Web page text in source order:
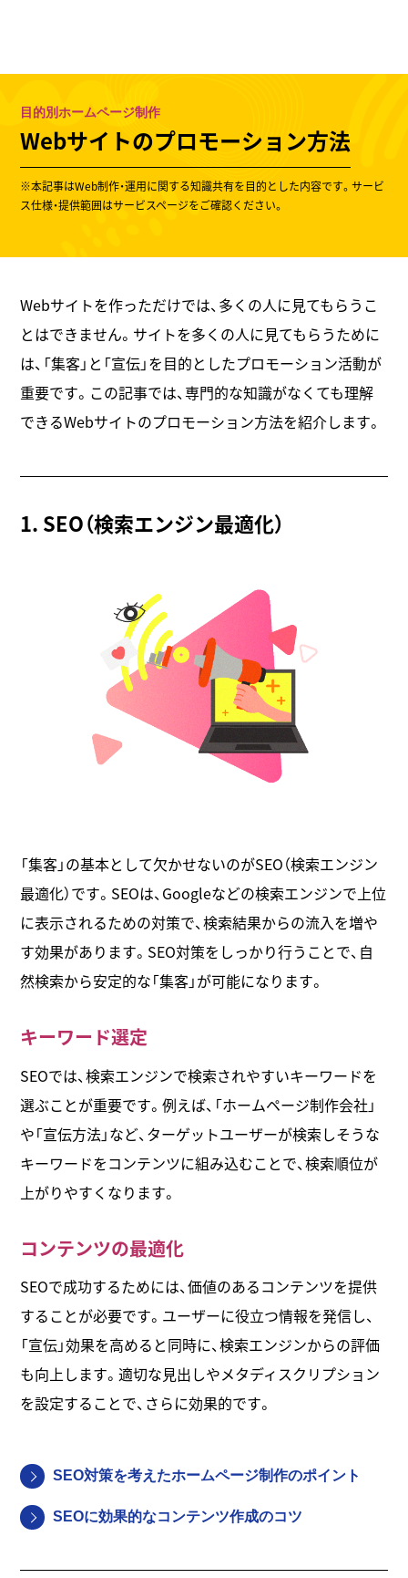
目的別ホームページ制作
Webサイトのプロモーション方法
※本記事はWeb制作・運用に関する知識共有を目的とした内容です。サービ
ス仕様・提供範囲はサービスページをご確認ください。
Webサイトを作っただけでは、多くの人に見てもらうこ
とはできません。サイトを多くの人に見てもらうために
は、「集客」と「宣伝」を目的としたプロモーション活動が
重要です。この記事では、専門的な知識がなくても理解
できるWebサイトのプロモーション方法を紹介します。
1. SEO（検索エンジン最適化）
「集客」の基本として欠かせないのがSEO（検索エンジン
最適化）です。SEOは、Googleなどの検索エンジンで上位
に表示されるための対策で、検索結果からの流入を増や
す効果があります。SEO対策をしっかり行うことで、自
然検索から安定的な「集客」が可能になります。
キーワード選定
SEOでは、検索エンジンで検索されやすいキーワードを
選ぶことが重要です。例えば、「ホームページ制作会社」
や「宣伝方法」など、ターゲットユーザーが検索しそうな
キーワードをコンテンツに組み込むことで、検索順位が
上がりやすくなります。
コンテンツの最適化
SEOで成功するためには、価値のあるコンテンツを提供
することが必要です。ユーザーに役立つ情報を発信し、
「宣伝」効果を高めると同時に、検索エンジンからの評価
も向上します。適切な見出しやメタディスクリプション
を設定することで、さらに効果的です。
SEO対策を考えたホームページ制作のポイント
SEOに効果的なコンテンツ作成のコツ